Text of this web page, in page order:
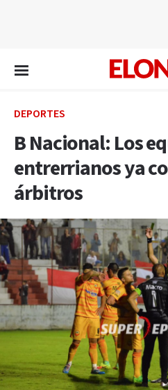
DEPORTES
B Nacional: Los
entrerrianos ya
árbitros